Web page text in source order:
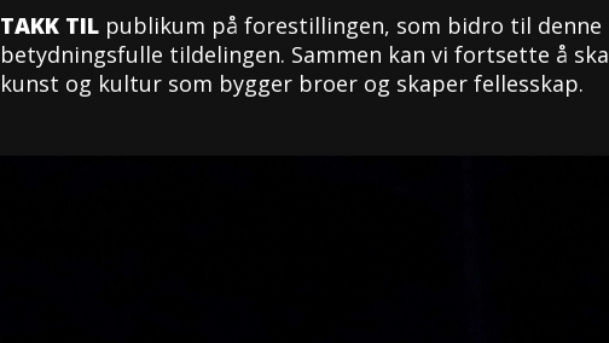
TAKK TIL publikum på forestillingen, som bidro til denne
betydningsfulle tildelingen. Sammen kan vi fortsette å
kunst og kultur som bygger broer og skaper fellesskap.